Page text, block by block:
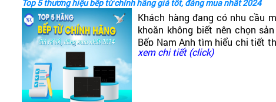
Top 5 thương hiệu bếp từ chính hãng giá tốt, đáng mua nhất 2024
Khách hàng đang có nhu cầu
khoăn không biết nên chọn
Bếp Nam Anh tìm hiểu chi tiết
phải chăng, chất lượng cao,
xem chi tiết (click)